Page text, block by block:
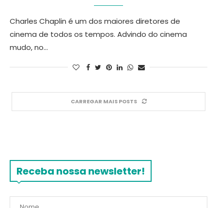
Charles Chaplin é um dos maiores diretores de
cinema de todos os tempos. Advindo do cinema
mudo, no…
CARREGAR MAIS POSTS
Receba nossa newsletter!